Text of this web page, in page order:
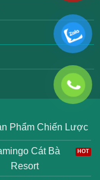
Phẩm Chiến Lược
Cát Bà
Resort